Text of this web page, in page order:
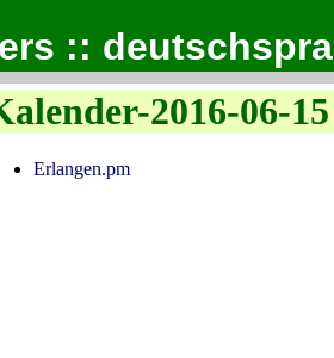
::
2016-06-15
Erlangen.pm